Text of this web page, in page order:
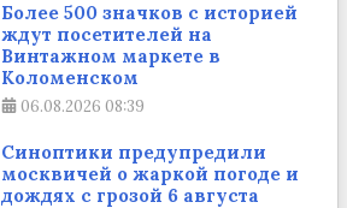
Более 500 значков с историей
ждут посетителей на
Винтажном маркете в
Коломенском
06.08.2026 08:39
Синоптики предупредили
москвичей о жаркой погоде и
дождях с грозой 6 августа